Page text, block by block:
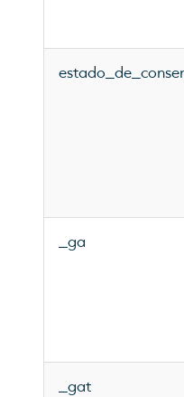
_ga
_gat